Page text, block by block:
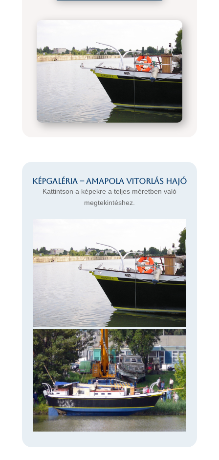
Képgaléria – Amapola vitorlás hajó
Kattintson a képekre a teljes méretben való
megtekintéshez.